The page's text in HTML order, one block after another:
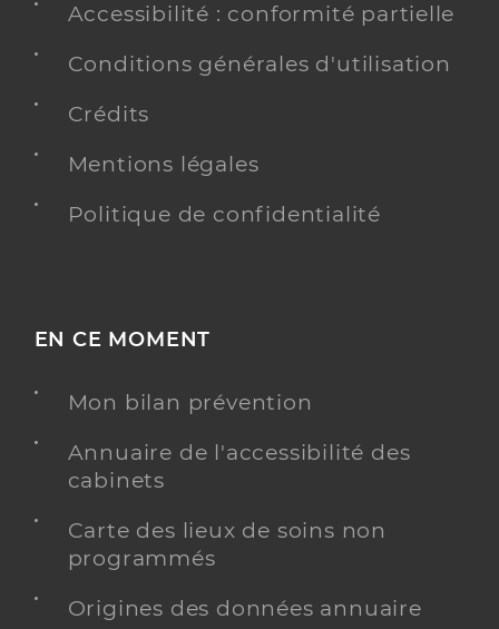
Accessibilité : conformité partielle
Conditions générales d'utilisation
Crédits
Mentions légales
Politique de confidentialité
EN CE MOMENT
Mon bilan prévention
Annuaire de l'accessibilité des
cabinets
Carte des lieux de soins non
programmés
Origines des données annuaire